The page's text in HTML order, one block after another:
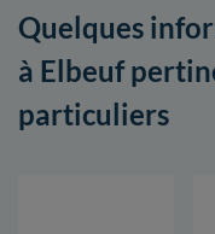
Quelques
à Elbeuf
particuliers